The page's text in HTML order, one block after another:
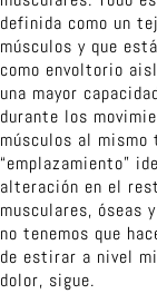
definida como un
músculos y que
como envoltorio
una mayor
durante los
músculos al mismo
“emplazamiento”
alteración en el
musculares, óseas
no tenemos que
de estirar a nivel
dolor, sigue.